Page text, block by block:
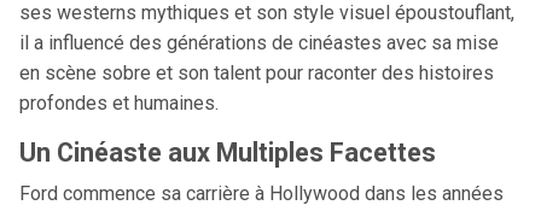
ses westerns mythiques et son style visuel époustouflant,
il a influencé des générations de cinéastes avec sa mise
en scène sobre et son talent pour raconter des histoires
profondes et humaines.
Un Cinéaste aux Multiples Facettes
Ford commence sa carrière à Hollywood dans les années